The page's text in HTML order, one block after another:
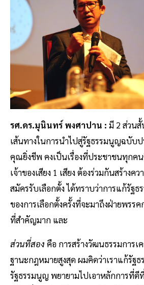
รศ.ดร.มุนินทร์ พงศาปาน : มี 2 ส่วน
เส้นทางในการนำไปสู่รัฐธรรมนูญฉบับ
คุณยิ่งชีพ คงเป็นเรื่องที่ประชาชนทุกคน
เจ้าของเสียง 1 เสียง ต้องร่วมกันสร้าง
สมัครรับเลือกตั้ง ได้ทราบว่าการแก้รัฐ
ของการเลือกตั้งครั้งที่จะมาถึงฝ่ายพรรค
ที่สำคัญมาก และ
ส่วนที่สอง คือ การสร้างวัฒนธรรมการ
ฐานะกฎหมายสูงสุด ผมคิดว่าเราแก้รัฐ
รัฐธรรมนูญ พยายามไปเอาหลักการที่ดี